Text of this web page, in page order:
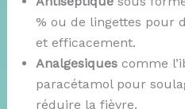
% ou de lingettes pour
et efficacement.
Analgesiquescomme
paracétamol pour
réduire la fièvre.